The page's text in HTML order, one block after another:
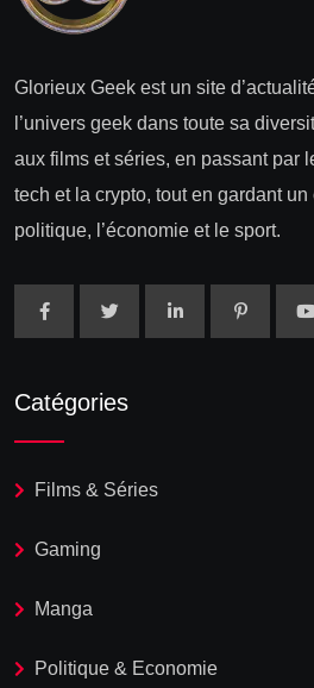
Glorieux Geek est un site
l’univers geek dans toute sa
aux films et séries, en passant par
tech et la crypto, tout en gardant
politique, l’économie et le sport.
Catégories
Films & Séries
Gaming
Manga
Politique & Economie